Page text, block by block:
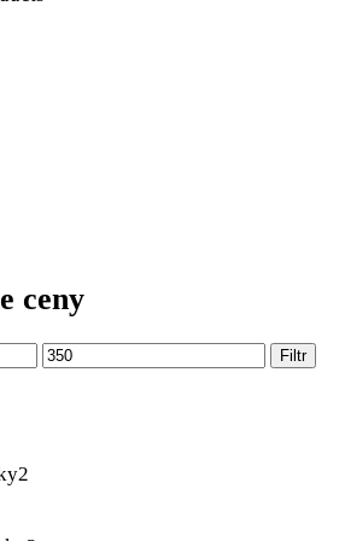
ceny
Filtr
2